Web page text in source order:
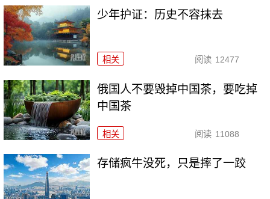
少年护证：历史不容抹去
相关 阅读 12477
俄国人不要毁掉中国茶，要吃掉
中国茶
相关 阅读 11088
存储疯牛没死，只是摔了一跤